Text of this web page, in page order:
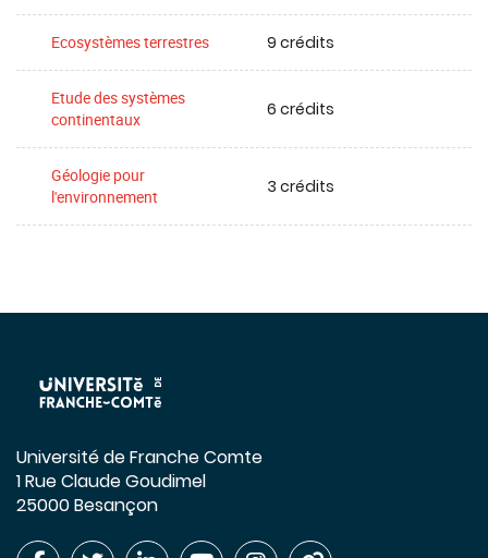
Ecosystèmes terrestres 9 crédits
Etude des systèmes
continentaux
6 crédits
Géologie pour
l'environnement
3 crédits
Université de Franche Comte
1 Rue Claude Goudimel
25000 Besançon